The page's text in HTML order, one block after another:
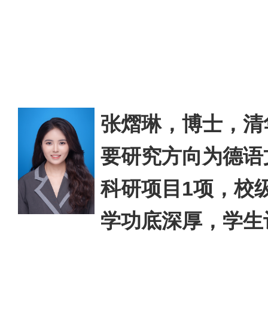
张熠琳，博士， 清
要研究方向为德
科研项目1项，校
学功底深厚，学